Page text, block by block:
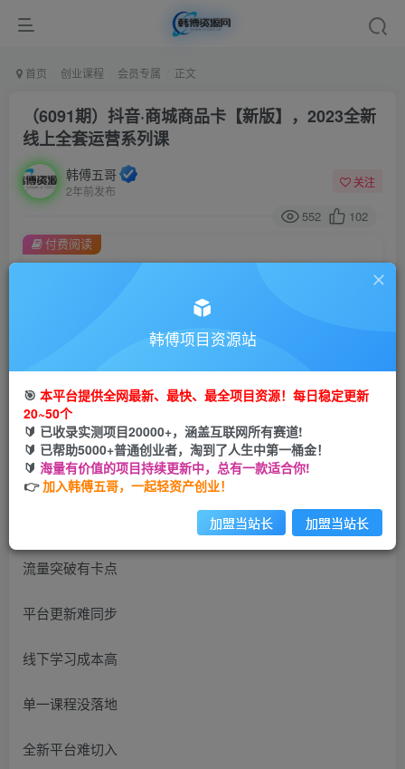
首页 创业课程 会员专属 正文
（6091期）抖音·商城商品卡【新版】，2023全新
线上全套运营系列课
韩傅五哥
2年前发布
关注
552 102
会员专属资源
您暂无购买权限，请先开通会员
开通会员
付费阅读
流量突破有卡点
平台更新难同步
线下学习成本高
单一课程没落地
全新平台难切入
韩傅项目资源站
🎯 本平台提供全网最新、最快、最全项目资源！每日稳定更新
20~50个
🔰 已收录实测项目20000+，涵盖互联网所有赛道!
🔰 已帮助5000+普通创业者，淘到了人生中第一桶金！
🔰 海量有价值的项目持续更新中，总有一款适合你!
👉加入韩傅五哥，一起轻资产创业！
加盟当站长 加盟当站长